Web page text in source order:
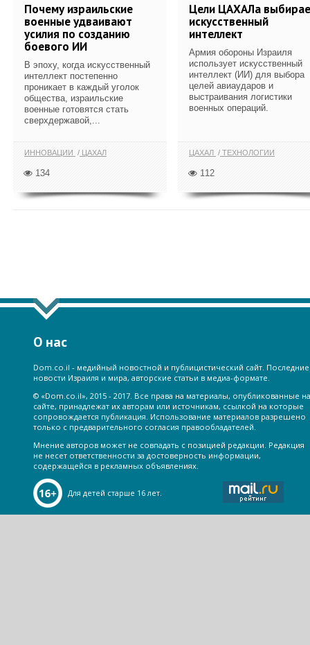
Почему израильские
военные удваивают
усилия по созданию
боевого ИИ
В эпоху, когда искусственный
интеллект постепенно
проникает в каждый уголок
общества, израильские
военные готовятся стать
сверхдержавой,...
ИННОВАЦИИ ЦАХАЛ
134
Цели ЦАХАЛа
искусственный
интеллект
Армия обороны Израиля
использует искусственный
интеллект (ИИ) для выбора
целей авиаударов и
выстраивания логистики
военных операций.
ЦАХАЛ ТЕХНОЛОГИИ
112
О нас
Dom.co.il - медийный новостной и публицистический сайт. Последние
новости Израиля и мира, авторские статьи в медиа-формате.
© «Dom.co.il», 2015 - 2017. Все права на материалы, опубликованные на
сайте, принадлежат их авторам или источникам, ссылкой на которые
сопровождается публикация. Использование материалов разрешено
только с предварительного согласия правообладателей.
Мнение авторов может не совпадать с позицией редакции. Редакция
не несет ответственности за достоверность информации,
содержащейся в рекламных объявлениях.
Для детей старше 16 лет.